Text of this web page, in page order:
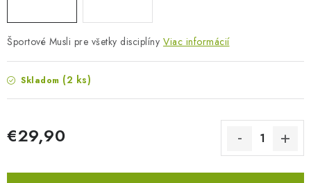
Obchodné podmienky
Dodacie podmienky
Podmienky ochrany osobných údajov
Napíšte nám
Športové Musli pre všetky disciplíny Viac informácií
Skladom (2 ks)
€29,90